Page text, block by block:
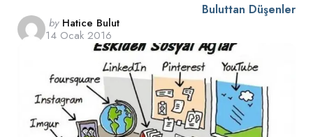
Buluttan Düşenler
Posted
by
by Hatice Bulut
14 Ocak 2016